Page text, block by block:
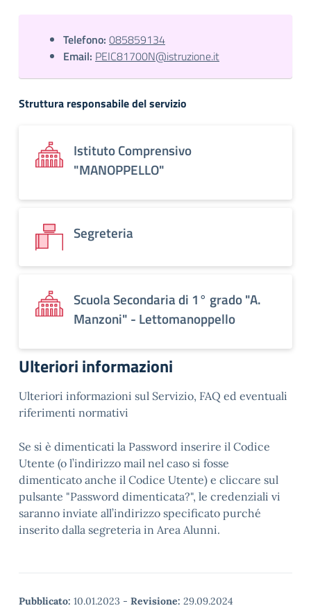
Telefono: 085859134
Email: PEIC81700N@istruzione.it
Struttura responsabile del servizio
Istituto Comprensivo
"MANOPPELLO"
Segreteria
Scuola Secondaria di 1° grado "A.
Manzoni" - Lettomanoppello
Ulteriori informazioni
Ulteriori informazioni sul Servizio, FAQ ed eventuali
riferimenti normativi
Se si è dimenticati la Password inserire il Codice
Utente (o l’indirizzo mail nel caso si fosse
dimenticato anche il Codice Utente) e cliccare sul
pulsante "Password dimenticata?", le credenziali vi
saranno inviate all’indirizzo specificato purché
inserito dalla segreteria in Area Alunni.
Pubblicato: 10.01.2023 - Revisione: 29.09.2024